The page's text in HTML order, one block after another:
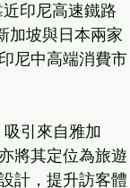
印尼高速鐵路
加坡與日本兩家
尼中高端消費市
引來自雅加
將其定位為旅遊
計，提升訪客體